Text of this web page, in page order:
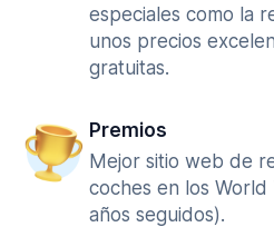
especiales como la
unos precios
gratuitas.
Premios
Mejor sitio web de
coches en los
años seguidos).